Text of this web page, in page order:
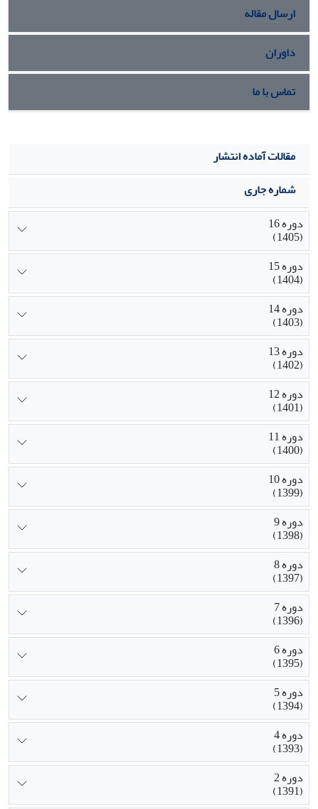
ارسال مقاله
داوران
تماس با ما
مقالات آماده انتشار
شماره جاری
دوره 16
(1405)
دوره 15
(1404)
دوره 14
(1403)
دوره 13
(1402)
دوره 12
(1401)
دوره 11
(1400)
دوره 10
(1399)
دوره 9
(1398)
دوره 8
(1397)
دوره 7
(1396)
دوره 6
(1395)
دوره 5
(1394)
دوره 4
(1393)
دوره 2
(1391)